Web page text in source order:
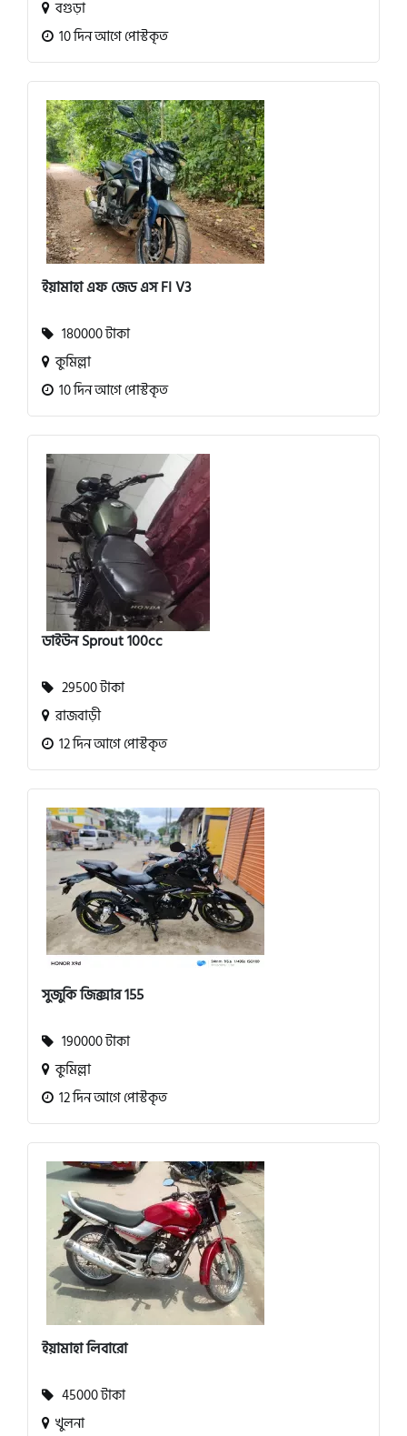
বগুড়া
10 দিন আগে পোস্টকৃত
ইয়ামাহা এফ জেড এস FI V3
180000 টাকা
কুমিল্লা
10 দিন আগে পোস্টকৃত
ডাইউন Sprout 100cc
29500 টাকা
রাজবাড়ী
12 দিন আগে পোস্টকৃত
সুজুকি জিক্সার 155
190000 টাকা
কুমিল্লা
12 দিন আগে পোস্টকৃত
ইয়ামাহা লিবারো
45000 টাকা
খুলনা